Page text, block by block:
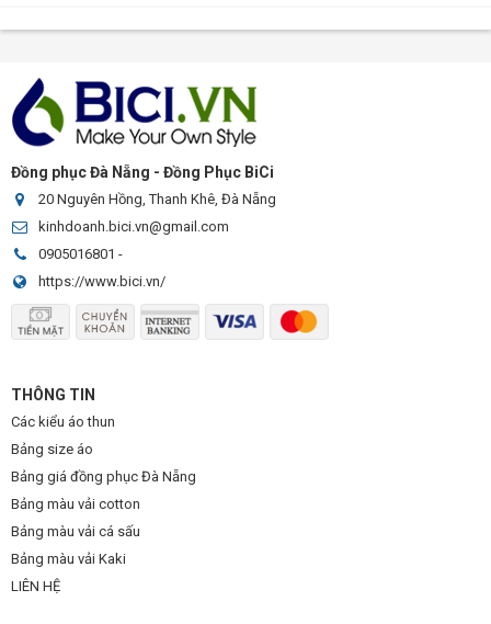
Đồng phục Đà Nẵng - Đồng Phục BiCi
20 Nguyên Hồng, Thanh Khê, Đà Nẵng
kinhdoanh.bici.vn@gmail.com
0905016801 -
https://www.bici.vn/
THÔNG TIN
Các kiểu áo thun
Bảng size áo
Bảng giá đồng phục Đà Nẵng
Bảng màu vải cotton
Bảng màu vải cá sấu
Bảng màu vải Kaki
LIÊN HỆ